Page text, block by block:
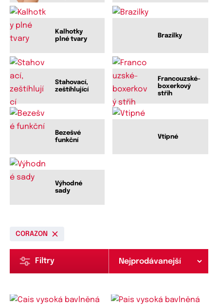
Kalhotky
plné tvary
Brazilky
Stahovací,
zeštíhlující
Francouzské-
boxerkový
střih
Bezešvé
funkční
Vtipné
Výhodné
sady
CORAZON
Filtry